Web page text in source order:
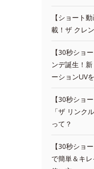
【ショート
載！ザ クレ
【30秒ショ
ンデ誕生！
ーションUV
【30秒ショ
「ザ リンク
って？
【30秒ショ
で簡単＆キ